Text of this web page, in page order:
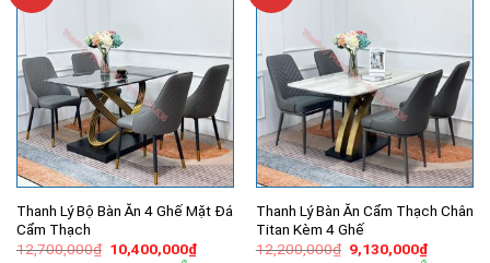
Thanh Lý Bộ Bàn Ăn 4 Ghế Mặt Đá
Cẩm Thạch
12,700,000₫ Giá
10,400,000₫Giá
Thanh Lý Bàn Ăn Cẩm Thạch Chân
Titan Kèm 4 Ghế
12,200,000₫ Giá
9,130,000₫Giá